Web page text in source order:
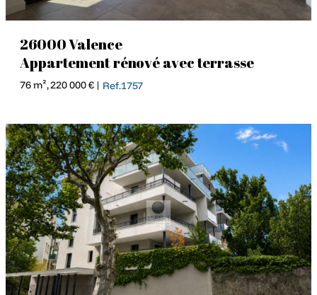
26000 Valence
Appartement rénové avec terrasse
76 m², 220 000 € | Ref.1757